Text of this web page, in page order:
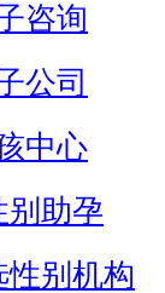
咨询
公司
中心
别助孕
别机构